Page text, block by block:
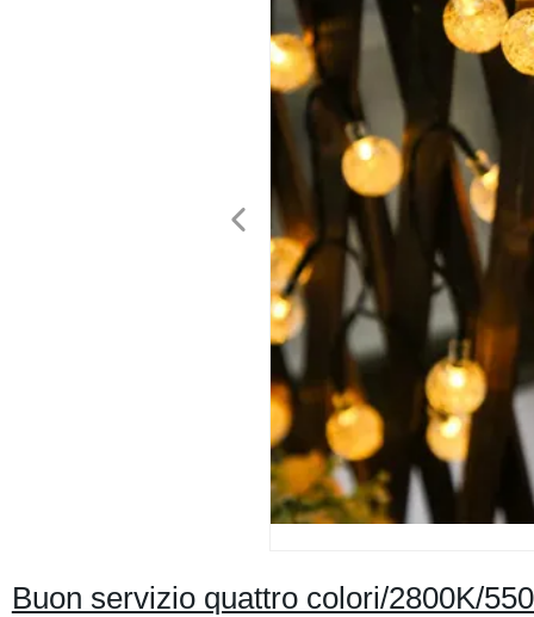
Buon servizio quattro colori/2800K/